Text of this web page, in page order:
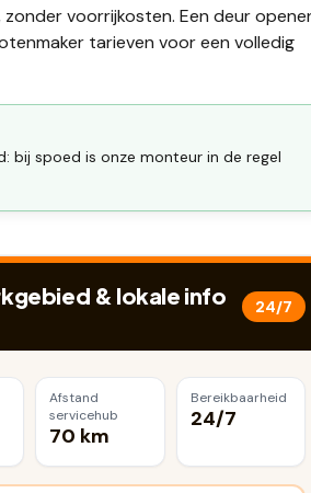
voorrijkosten. Een deur
tarieven voor een volledig
bij spoed is onze monteur in de regel
& lokale info 24/7
Afstand
servicehub
70 km
Bereikbaarheid
24/7